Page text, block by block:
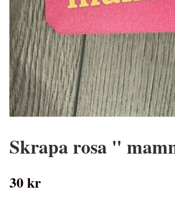
Skrapa rosa "
30 kr